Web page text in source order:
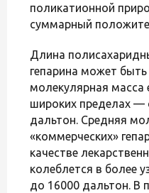
поликатионной
суммарный
Длина
гепарина может быть
молекулярная масса
широких пределах —
дальтон. Средняя
«коммерческих»
качестве
колеблется в более
до 16000 дальтон. В